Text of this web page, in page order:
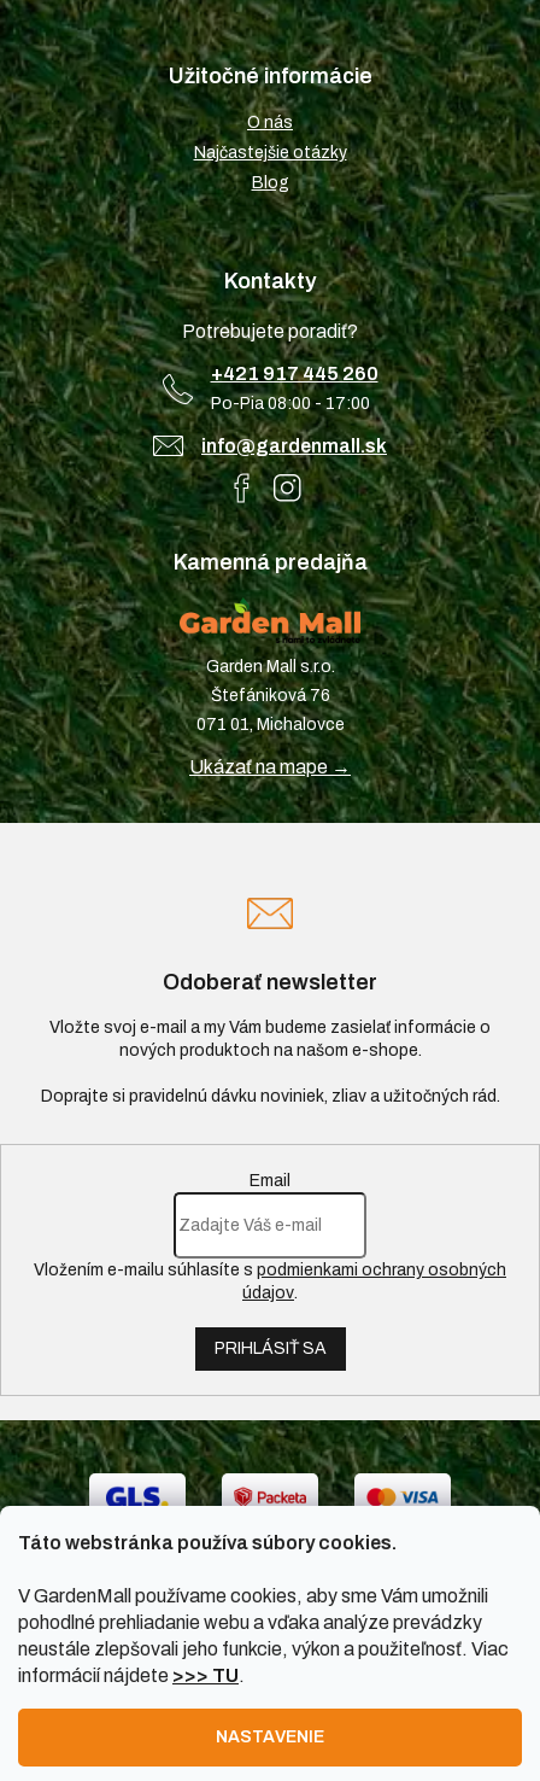
Táto webstránka používa súbory cookies.
V GardenMall používame cookies, aby sme Vám umožnili
pohodlné prehliadanie webu a vďaka analýze prevádzky
neustále zlepšovali jeho funkcie, výkon a použiteľnosť. Viac
informácií nájdete >>> TU.
NASTAVENIE
Užitočné informácie
O nás
Najčastejšie otázky
Blog
Kontakty
Potrebujete poradiť?
+421 917 445 260
Po-Pia 08:00 - 17:00
info@gardenmall.sk
Kamenná predajňa
Garden Mall s.r.o.
Štefániková 76
071 01, Michalovce
Ukázať na mape →
Odoberať newsletter
Vložte svoj e-mail a my Vám budeme zasielať informácie o
nových produktoch na našom e-shope.
Email
Vložením e-mailu súhlasíte s podmienkami ochrany osobných
údajov
PRIHLÁSIŤ SA